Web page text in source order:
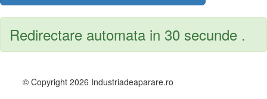
Redirectare automata in 30 secunde .
© Copyright 2026 Industriadeaparare.ro